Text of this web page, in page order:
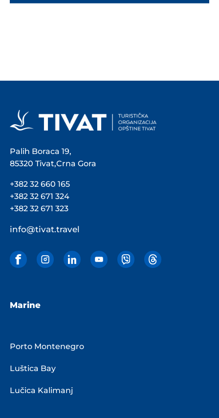
Palih Boraca 19,
85320 Tivat,Crna Gora
+382 32 660 165
+382 32 671 324
+382 32 671 323
info@tivat.travel
Marine
Porto Montenegro
Luštica Bay
Lučica Kalimanj